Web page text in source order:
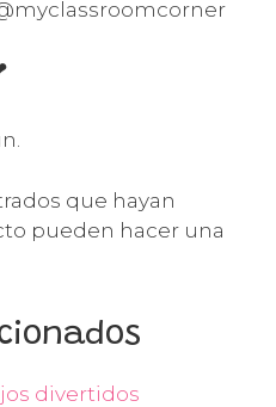
que hayan
pueden hacer una